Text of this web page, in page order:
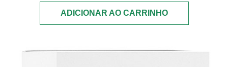
ADICIONAR AO CARRINHO